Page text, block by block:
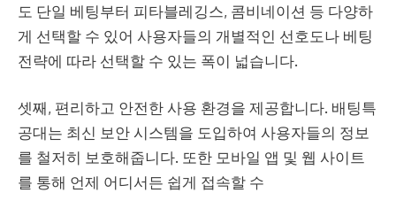
도 단일 베팅부터 피타블레깅스, 콤비네이션 등 다양하
게 선택할 수 있어 사용자들의 개별적인 선호도나 베팅
전략에 따라 선택할 수 있는 폭이 넓습니다.
셋째, 편리하고 안전한 사용 환경을 제공합니다. 배팅특
공대는 최신 보안 시스템을 도입하여 사용자들의 정보
를 철저히 보호해줍니다. 또한 모바일 앱 및 웹 사이트
를 통해 언제 어디서든 쉽게 접속할 수